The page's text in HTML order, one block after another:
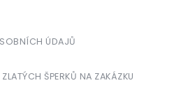
ÚDAJŮ
ŠPERKŮ NA ZAKÁZKU